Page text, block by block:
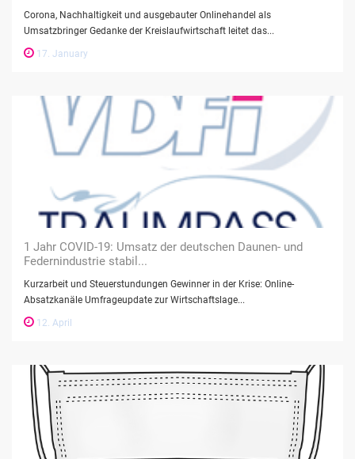
Corona, Nachhaltigkeit und ausgebauter Onlinehandel als
Umsatzbringer Gedanke der Kreislaufwirtschaft leitet das...
17. January
1 Jahr COVID-19: Umsatz der deutschen Daunen- und
Federnindustrie stabil...
Kurzarbeit und Steuerstundungen Gewinner in der Krise: Online-
Absatzkanäle Umfrageupdate zur Wirtschaftslage...
12. April